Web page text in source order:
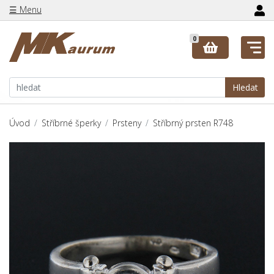
☰ Menu
Hledat
0
Úvod Stříbrné šperky Prsteny Stříbrný prsten R748